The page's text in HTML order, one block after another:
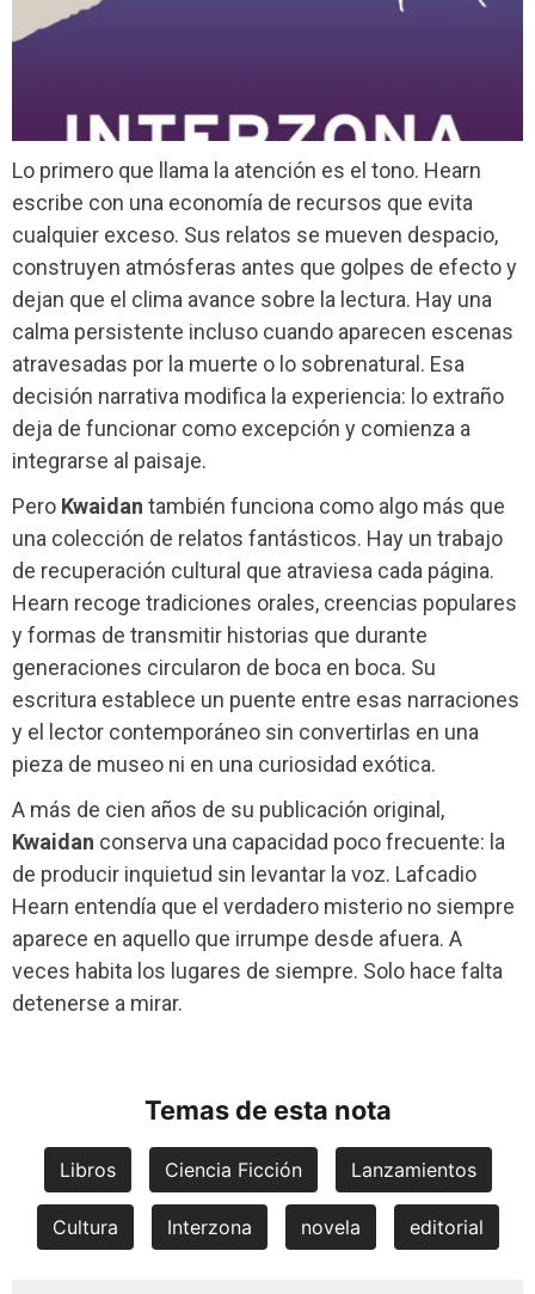
Lo primero que llama la atención es el tono. Hearn
escribe con una economía de recursos que evita
cualquier exceso. Sus relatos se mueven despacio,
construyen atmósferas antes que golpes de efecto y
dejan que el clima avance sobre la lectura. Hay una
calma persistente incluso cuando aparecen escenas
atravesadas por la muerte o lo sobrenatural. Esa
decisión narrativa modifica la experiencia: lo extraño
deja de funcionar como excepción y comienza a
integrarse al paisaje.
Pero Kwaidan también funciona como algo más que
una colección de relatos fantásticos. Hay un trabajo
de recuperación cultural que atraviesa cada página.
Hearn recoge tradiciones orales, creencias populares
y formas de transmitir historias que durante
generaciones circularon de boca en boca. Su
escritura establece un puente entre esas narraciones
y el lector contemporáneo sin convertirlas en una
pieza de museo ni en una curiosidad exótica.
A más de cien años de su publicación original,
Kwaidan conserva una capacidad poco frecuente: la
de producir inquietud sin levantar la voz. Lafcadio
Hearn entendía que el verdadero misterio no siempre
aparece en aquello que irrumpe desde afuera. A
veces habita los lugares de siempre. Solo hace falta
detenerse a mirar.
Temas de esta nota
Libros Ciencia Ficción Lanzamientos
Cultura Interzona novela editorial